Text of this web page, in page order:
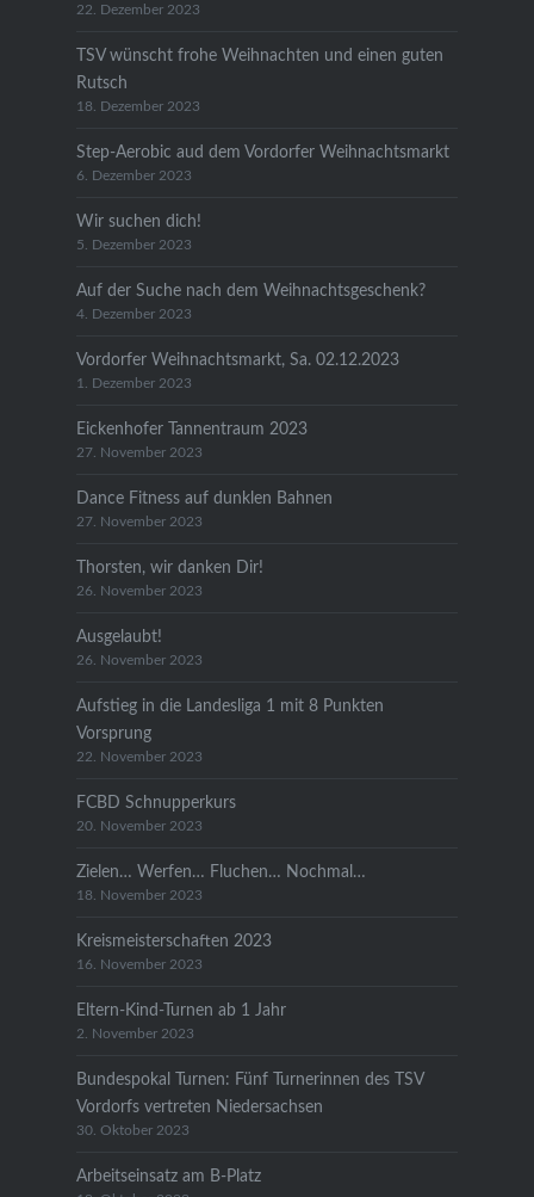
22. Dezember 2023
TSV wünscht frohe Weihnachten und einen guten
Rutsch
18. Dezember 2023
Step-Aerobic aud dem Vordorfer Weihnachtsmarkt
6. Dezember 2023
Wir suchen dich!
5. Dezember 2023
Auf der Suche nach dem Weihnachtsgeschenk?
4. Dezember 2023
Vordorfer Weihnachtsmarkt, Sa. 02.12.2023
1. Dezember 2023
Eickenhofer Tannentraum 2023
27. November 2023
Dance Fitness auf dunklen Bahnen
27. November 2023
Thorsten, wir danken Dir!
26. November 2023
Ausgelaubt!
26. November 2023
Aufstieg in die Landesliga 1 mit 8 Punkten
Vorsprung
22. November 2023
FCBD Schnupperkurs
20. November 2023
Zielen… Werfen… Fluchen… Nochmal…
18. November 2023
Kreismeisterschaften 2023
16. November 2023
Eltern-Kind-Turnen ab 1 Jahr
2. November 2023
Bundespokal Turnen: Fünf Turnerinnen des TSV
Vordorfs vertreten Niedersachsen
30. Oktober 2023
Arbeitseinsatz am B-Platz